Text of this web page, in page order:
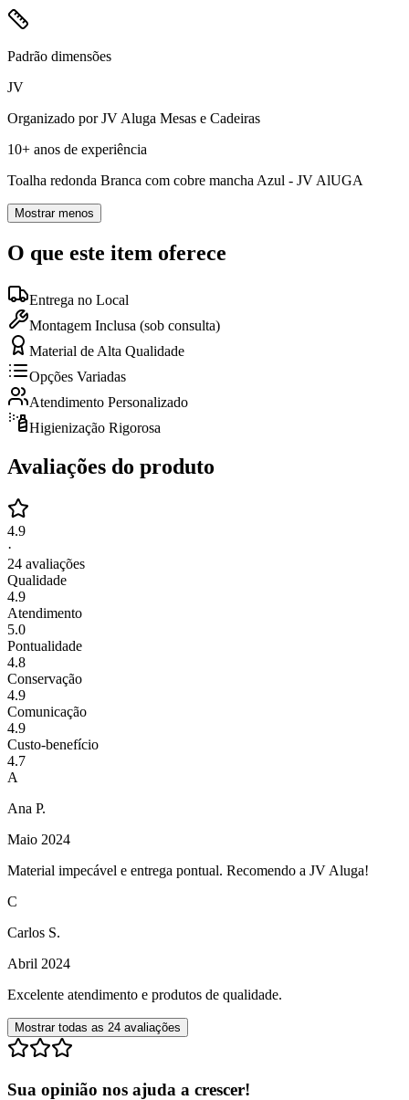
Padrão dimensões
JV
Organizado porJV Aluga Mesas e Cadeiras
10+ anos de experiência
Toalha redonda Branca com cobre mancha Azul - JV AlUGA
Mostrar menos
O que este item oferece
Entrega no Local
Montagem Inclusa (sob consulta)
Material de Alta Qualidade
Opções Variadas
Atendimento Personalizado
Higienização Rigorosa
Avaliações do produto
4.9
·
24 avaliações
Qualidade
4.9
Atendimento
5.0
Pontualidade
4.8
Conservação
4.9
Comunicação
4.9
Custo-benefício
4.7
A
Ana P.
Maio 2024
Material impecável e entrega pontual. Recomendo a JV Aluga!
C
Carlos S.
Abril 2024
Excelente atendimento e produtos de qualidade.
Mostrar todas as 24 avaliações
Sua opinião nos ajuda a crescer!